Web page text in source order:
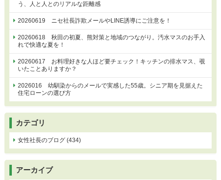
う、人と人とのリアルな距離感
20260619 ニセ社長詐欺メールやLINE誘導にご注意を！
20260618 秋田の初夏、熊対策と地域のつながり。汚水マスのお手入
れで快適な夏を！
20260617 お料理好きな人ほど要チェック！キッチンの排水マス、覗
いたことありますか？
2026016 幼馴染からのメールで実感した55歳。シニア期を見据えた
住宅ローンの選び方
カテゴリ
女性社長のブログ (434)
アーカイブ